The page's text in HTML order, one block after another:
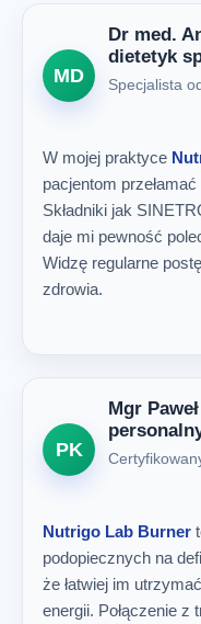
MD
Dr med.
dietetyk
Specjalista
W mojej praktyce
pacjentom
Składniki jak
daje mi pewność
Widzę regularne
zdrowia.
PK
Mgr
Nutrigo Lab Burner
podopiecznych na
że łatwiej im
energii. Połączenie z